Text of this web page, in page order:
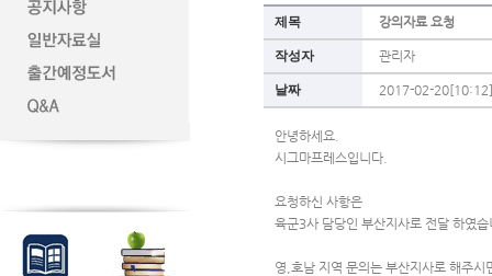
제목 강의자료 요청
작성자 관리자
날짜 2017-02-20[10:12]
안녕하세요.
시그마프레스입니다.
요청하신 사항은
육군3사 담당인 부산지사로 전달 하였
영,호남 지역 문의는 부산지사로 해주시